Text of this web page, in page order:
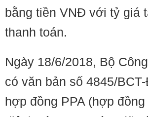
bằng tiền VNĐ với tỷ giá
thanh toán.
Ngày 18/6/2018, Bộ
có văn bản số 4845/
hợp đồng PPA (hợp